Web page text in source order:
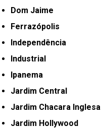
Dom Jaime
Ferrazópolis
Independência
Industrial
Ipanema
Jardim Central
Jardim Chacara Inglesa
Jardim Hollywood